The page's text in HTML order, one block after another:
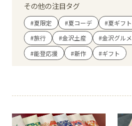
レストラン・カフェ
ショップニュース
アクセス・パーキング
その他の注目タグ
#夏限定 #夏コーデ #夏ギフト
#旅行
#金沢土産 #金沢グルメ
#能登応援
#新作 #ギフト